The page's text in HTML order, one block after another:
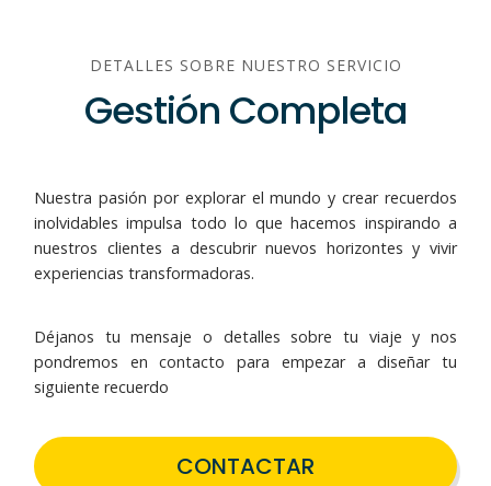
DETALLES SOBRE NUESTRO SERVICIO
Gestión Completa
Nuestra pasión por explorar el mundo y crear recuerdos
inolvidables impulsa todo lo que hacemos inspirando a
nuestros clientes a descubrir nuevos horizontes y vivir
experiencias transformadoras.
Déjanos tu mensaje o detalles sobre tu viaje y nos
pondremos en contacto para empezar a diseñar tu
siguiente recuerdo
CONTACTAR